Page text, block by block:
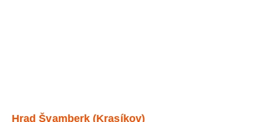
Hrad Švamberk (Krasíkov)